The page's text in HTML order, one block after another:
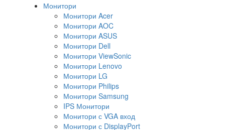
Монитори
Монитори Acer
Монитори AOC
Монитори ASUS
Монитори Dell
Монитори ViewSonic
Монитори Lenovo
Монитори LG
Монитори Philips
Монитори Samsung
IPS Монитори
Монитори с VGA вход
Монитори с DisplayPort